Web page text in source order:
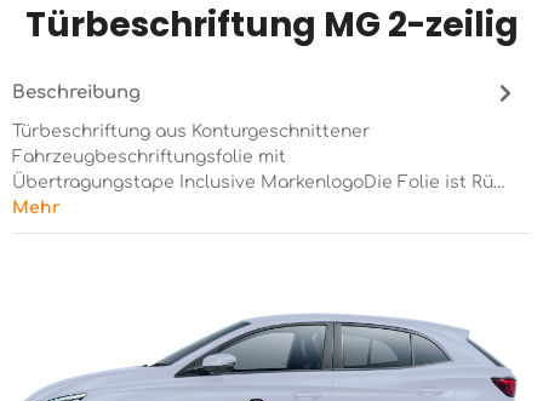
Türbeschriftung MG 2-zeilig
Beschreibung
Türbeschriftung aus Konturgeschnittener
Fahrzeugbeschriftungsfolie mit
Übertragungstape Inclusive MarkenlogoDie Folie ist Rü…
Mehr